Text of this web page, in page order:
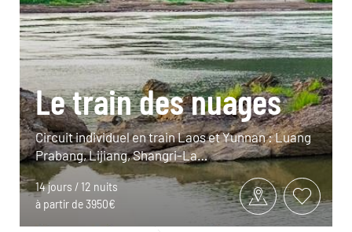
Le train des nuages
Circuit individuel en train Laos et Yunnan : Luang
Prabang, Lijiang, Shangri-La…
14 jours / 12 nuits
à partir de 3950€